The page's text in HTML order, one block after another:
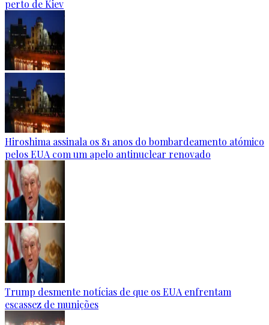
perto de Kiev
Hiroshima assinala os 81 anos do bombardeamento atómico
pelos EUA com um apelo antinuclear renovado
Trump desmente notícias de que os EUA enfrentam
escassez de munições